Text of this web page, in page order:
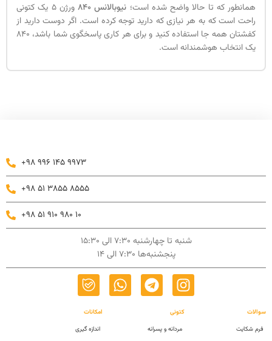
همانطور که تا حالا واضح شده است؛ نیوبالانس 840
ورژن 5 یک کتونی
راحت است که به هر نیازی که دارید توجه کرده است. اگر دوست دارید از
کفشتان همه جا استفاده کنید و برای هر کاری پاسخگوی شما باشد، 840
یک انتخاب هوشمندانه است.
+98 996 145 9973
+98 51 3855 8555
+98 51 910 980 10
شنبه تا چهارشنبه 7:30 الی 15:30
پنجشنبه‌ها 7:30 الی 14
سوالات
فرم شکایت
کتونی
مردانه و پسرانه
امکانات
اندازه گیری